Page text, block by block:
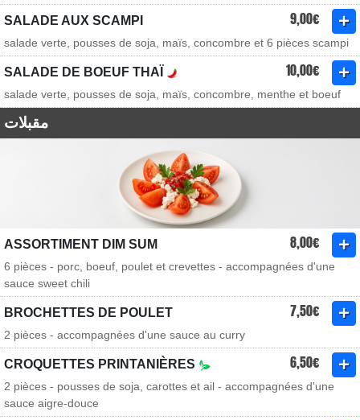
SALADE AUX SCAMPI 9,00€
salade verte, pousses de soja, maïs, concombre et 6 pièces scampi
SALADE DE BOEUF THAÏ 10,00€
salade verte, pousses de soja, maïs, concombre, menthe et boeuf
مقبلات
ASSORTIMENT DIM SUM 8,00€
6 pièces - porc, boeuf, poulet et crevettes - accompagnées d'une
sauce sweet chili
BROCHETTES DE POULET 7,50€
2 pièces - accompagnées d'une sauce au curry
CROQUETTES PRINTANIÈRES 6,50€
2 pièces - pousses de soja, carottes et ail - accompagnées d'une
sauce aigre-douce